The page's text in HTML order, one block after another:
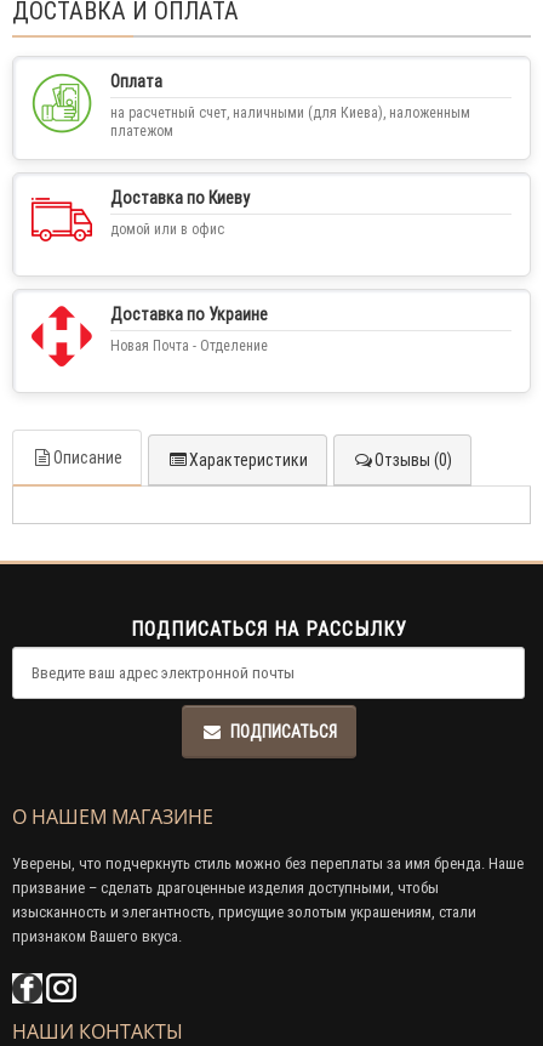
ДОСТАВКА И ОПЛАТА
Оплата
на расчетный счет, наличными (для Киева), наложенным
платежом
Доставка по Киеву
домой или в офис
Доставка по Украине
Новая Почта - Отделение
Описание Характеристики Отзывы (0)
ПОДПИСАТЬСЯ НА РАССЫЛКУ
ПОДПИСАТЬСЯ
О НАШЕМ МАГАЗИНЕ
Уверены, что подчеркнуть стиль можно без переплаты за имя бренда. Наше
призвание – сделать драгоценные изделия доступными, чтобы
изысканность и элегантность, присущие золотым украшениям, стали
признаком Вашего вкуса.
НАШИ КОНТАКТЫ